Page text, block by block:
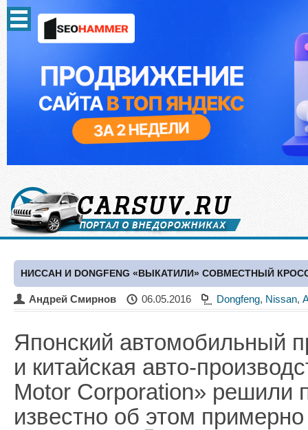
НИССАН И DONGFENG «ВЫКАТИЛИ» СОВМЕСТНЫЙ
Андрей Смирнов 06.05.2016 Dongfeng, Nissan,
Японский автомобильный
и китайская авто-
Motor Corporation» решили
известно об этом примерно